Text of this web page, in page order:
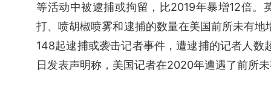
等活动中被逮捕或拘留，比2019年暴增12倍
打、喷胡椒喷雾和逮捕的数量在美国前所未有
148起逮捕或袭击记者事件，遭逮捕的记者人数
日发表声明称，美国记者在2020年遭遇了前所